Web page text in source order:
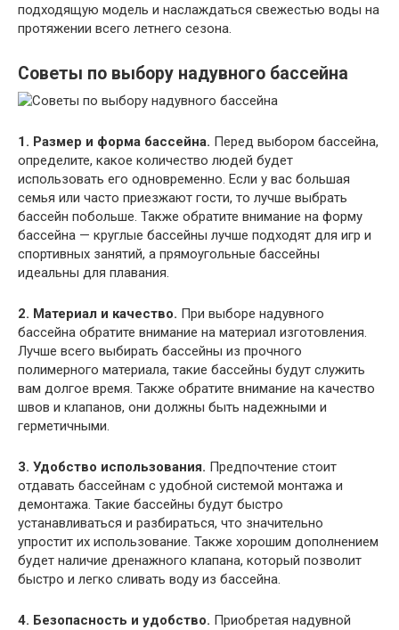
подходящую модель и наслаждаться свежестью воды на
протяжении всего летнего сезона.
Советы по выбору надувного бассейна
1. Размер и форма бассейна. Перед выбором бассейна,
определите, какое количество людей будет
использовать его одновременно. Если у вас большая
семья или часто приезжают гости, то лучше выбрать
бассейн побольше. Также обратите внимание на форму
бассейна — круглые бассейны лучше подходят для игр и
спортивных занятий, а прямоугольные бассейны
идеальны для плавания.
2. Материал и качество. При выборе надувного
бассейна обратите внимание на материал изготовления.
Лучше всего выбирать бассейны из прочного
полимерного материала, такие бассейны будут служить
вам долгое время. Также обратите внимание на качество
швов и клапанов, они должны быть надежными и
герметичными.
3. Удобство использования. Предпочтение стоит
отдавать бассейнам с удобной системой монтажа и
демонтажа. Такие бассейны будут быстро
устанавливаться и разбираться, что значительно
упростит их использование. Также хорошим дополнением
будет наличие дренажного клапана, который позволит
быстро и легко сливать воду из бассейна.
4. Безопасность и удобство. Приобретая надувной